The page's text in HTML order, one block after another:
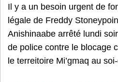
Il y a un besoin urgent de
légale de Freddy
Anishinaabe arrêté lundi
de police contre le blocage
le terreitoire Mi’gmaq au